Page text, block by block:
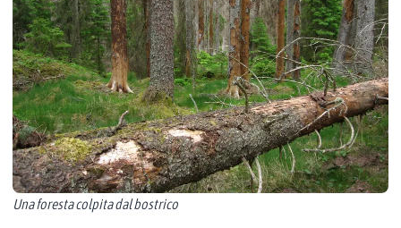
Una foresta colpita dal bostrico